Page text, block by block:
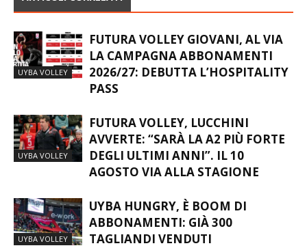
UYBA VOLLEY
FUTURA VOLLEY GIOVANI, AL VIA
LA CAMPAGNA ABBONAMENTI
2026/27: DEBUTTA L’HOSPITALITY
PASS
UYBA VOLLEY
FUTURA VOLLEY, LUCCHINI
AVVERTE: “SARÀ LA A2 PIÙ FORTE
DEGLI ULTIMI ANNI”. IL 10
AGOSTO VIA ALLA STAGIONE
UYBA VOLLEY
UYBA HUNGRY, È BOOM DI
ABBONAMENTI: GIÀ 300
TAGLIANDI VENDUTI